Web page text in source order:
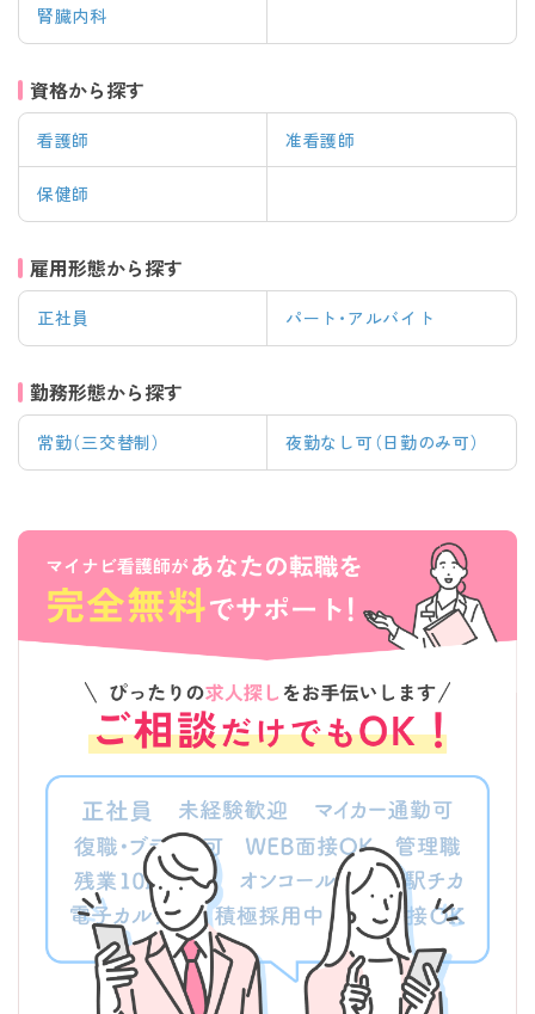
腎臓内科
資格から探す
看護師 准看護師
保健師
雇用形態から探す
正社員 パート・アルバイト
勤務形態から探す
常勤（三交替制） 夜勤なし可（日勤のみ可）